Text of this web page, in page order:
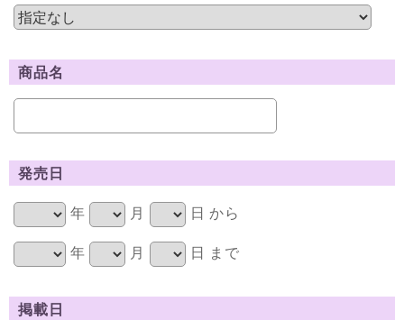
商品名
発売日
年 月
日 から
年
月 日 まで
掲載日